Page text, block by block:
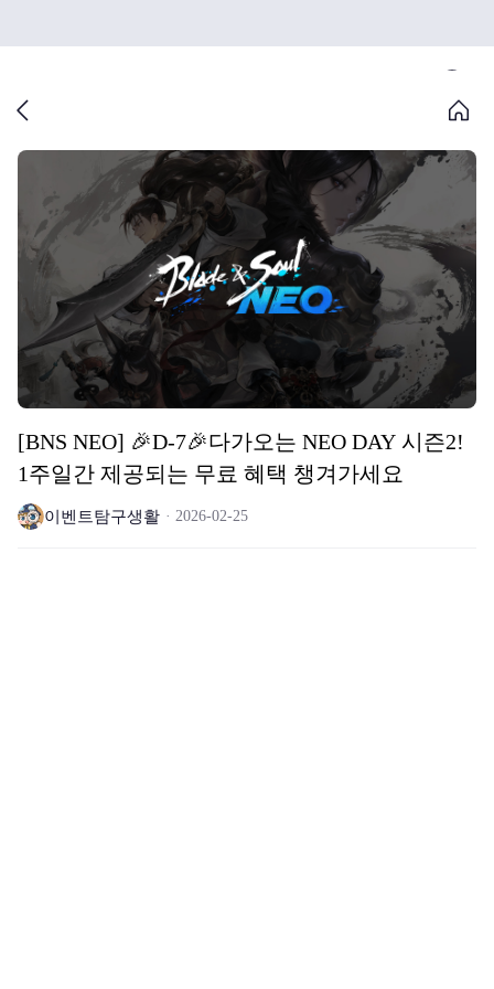
[BNS NEO] 🎉D-7🎉다가오는 NEO DAY 시즌2!
1주일간 제공되는 무료 혜택 챙겨가세요
이벤트탐구생활 2026-02-25